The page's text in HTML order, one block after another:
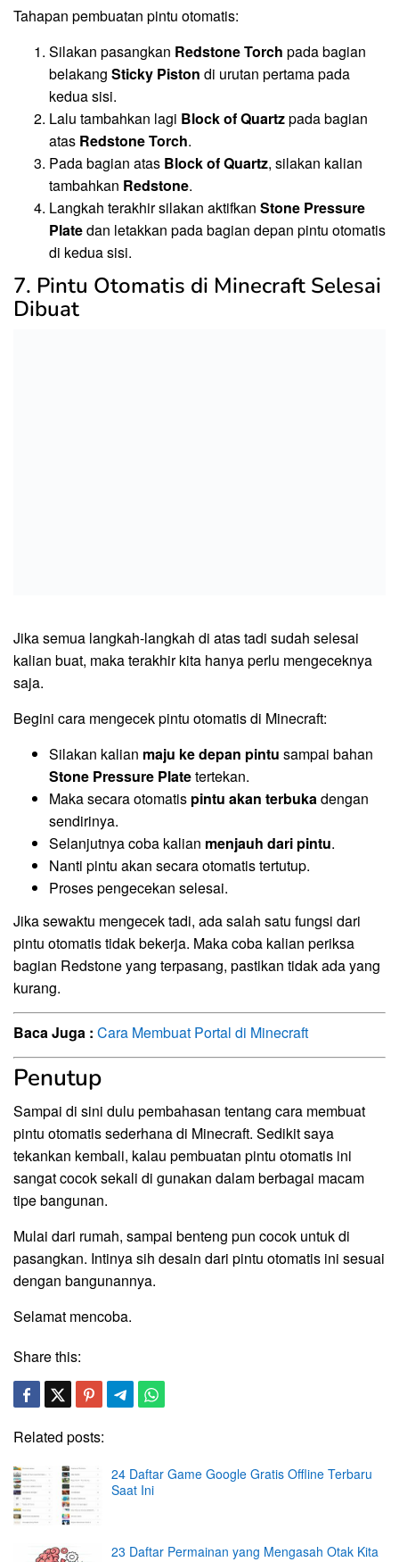
Tahapan pembuatan pintu otomatis:
Silakan pasangkan Redstone Torch pada bagian
belakang Sticky Piston di urutan pertama pada
kedua sisi.
Lalu tambahkan lagi Block of Quartzpada bagian
atas Redstone Torch.
Pada bagian atas Block of Quartz, silakan kalian
tambahkan Redstone.
Langkah terakhir silakan aktifkan Stone Pressure
Platedan letakkan pada bagian depan pintu otomatis
di kedua sisi.
7. Pintu Otomatis di Minecraft Selesai
Dibuat
Jika semua langkah-langkah di atas tadi sudah selesai
kalian buat, maka terakhir kita hanya perlu mengeceknya
saja.
Begini cara mengecek pintu otomatis di Minecraft:
Silakan kalian maju ke depan pintu sampai bahan
Stone Pressure Platetertekan.
Maka secara otomatis pintu akan terbukadengan
sendirinya.
Selanjutnya coba kalian menjauh dari pintu.
Nanti pintu akan secara otomatis tertutup.
Proses pengecekan selesai.
Jika sewaktu mengecek tadi, ada salah satu fungsi dari
pintu otomatis tidak bekerja. Maka coba kalian periksa
bagian Redstone yang terpasang, pastikan tidak ada yang
kurang.
Baca Juga : Cara Membuat Portal di Minecraft
Penutup
Sampai di sini dulu pembahasan tentang cara membuat
pintu otomatis sederhana di Minecraft. Sedikit saya
tekankan kembali, kalau pembuatan pintu otomatis ini
sangat cocok sekali di gunakan dalam berbagai macam
tipe bangunan.
Mulai dari rumah, sampai benteng pun cocok untuk di
pasangkan. Intinya sih desain dari pintu otomatis ini sesuai
dengan bangunannya.
Selamat mencoba.
Share this:
Related posts:
24 Daftar Game Google Gratis Offline Terbaru
Saat Ini
23 Daftar Permainan yang Mengasah Otak Kita